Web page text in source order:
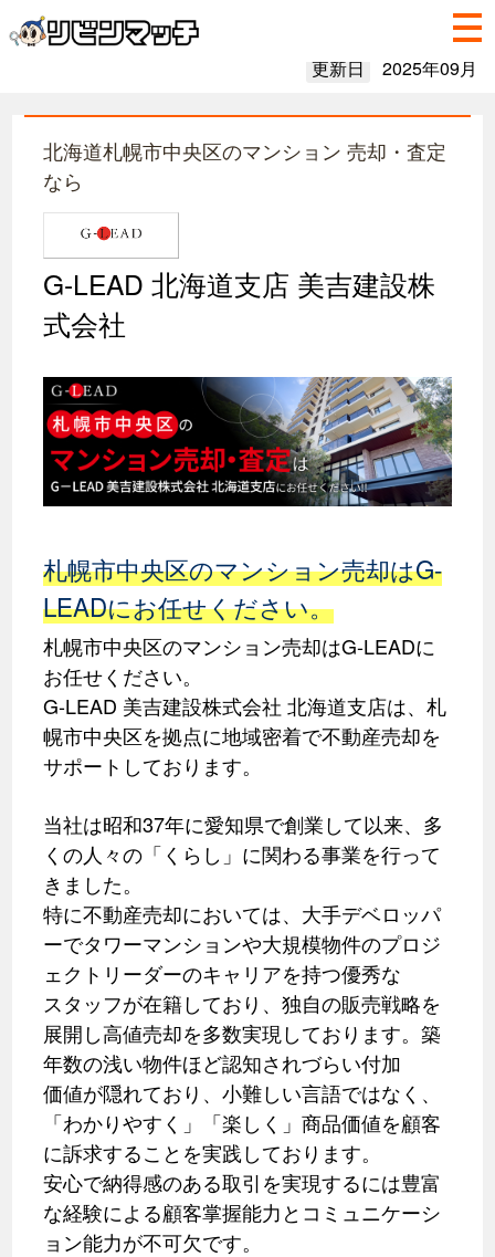
更新日 2025年09月
北海道札幌市中央区のマンション 売却・査定
なら
G-LEAD 北海道支店 美吉建設株
式会社
札幌市中央区のマンション売却はG-
LEADにお任せください。
札幌市中央区のマンション売却はG-LEADに
お任せください。
G-LEAD 美吉建設株式会社 北海道支店は、札
幌市中央区を拠点に地域密着で不動産売却を
サポートしております。
当社は昭和37年に愛知県で創業して以来、多
くの人々の「くらし」に関わる事業を行って
きました。
特に不動産売却においては、大手デベロッパ
ーでタワーマンションや大規模物件のプロジ
ェクトリーダーのキャリアを持つ優秀な
スタッフが在籍しており、独自の販売戦略を
展開し高値売却を多数実現しております。築
年数の浅い物件ほど認知されづらい付加
価値が隠れており、小難しい言語ではなく、
「わかりやすく」「楽しく」商品価値を顧客
に訴求することを実践しております。
安心で納得感のある取引を実現するには豊富
な経験による顧客掌握能力とコミュニケーシ
ョン能力が不可欠です。